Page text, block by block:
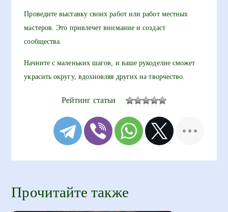
Проведите выставку своих работ или работ местных
мастеров. Это привлечет внимание и создаст
сообщества.
Начните с маленьких шагов, и ваше рукоделие сможет
украсить округу, вдохновляя других на творчество.
Рейтинг статьи
Прочитайте также